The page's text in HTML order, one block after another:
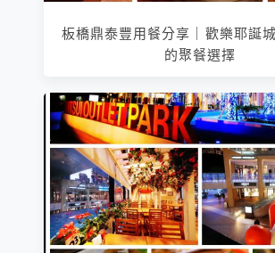
板橋鼎泰豐用餐分享｜歡樂耶誕
的聚餐選擇